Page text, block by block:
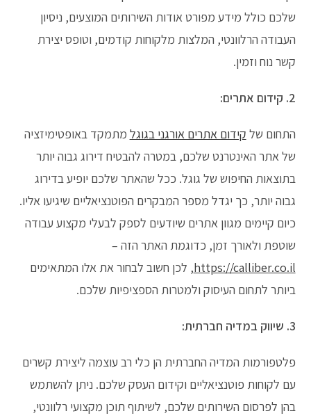
שלכם כולל מידע מפורט אודות השירותים המוצעים, ניסיון
העבודה הרלוונטי, המלצות מלקוחות קודמים, וטופס יצירת
קשר נוח וזמין.
2. קידום אתרים:
התחום של קידום אתרים אורגני בגוגל מתמקד באופטימיזציה
של אתר האינטרנט שלכם, במטרה להבטיח דירוג גבוה יותר
בתוצאות החיפוש של גוגל. ככל שהאתר שלכם יופיע בדירוג
גבוה יותר, כך יגדל מספר המבקרים הפוטנציאליים שיגיעו אליו.
כיום קיימים מגוון אתרים שיודעים לספק לבעלי מקצוע עבודה
שוטפת ולאורך זמן, כדוגמת האתר הזה –
https://calliber.co.il, לכן חשוב לבחור את אלו המתאימים
ביותר לתחום העיסוק ולמטרות הספציפיות שלכם.
3. שיווק במדיה חברתית:
פלטפורמות המדיה החברתית הן כלי רב עוצמה ליצירת קשרים
עם לקוחות פוטנציאליים וקידום העסק שלכם. ניתן להשתמש
בהן לפרסום השירותים שלכם, לשיתוף תוכן מקצועי רלוונטי,